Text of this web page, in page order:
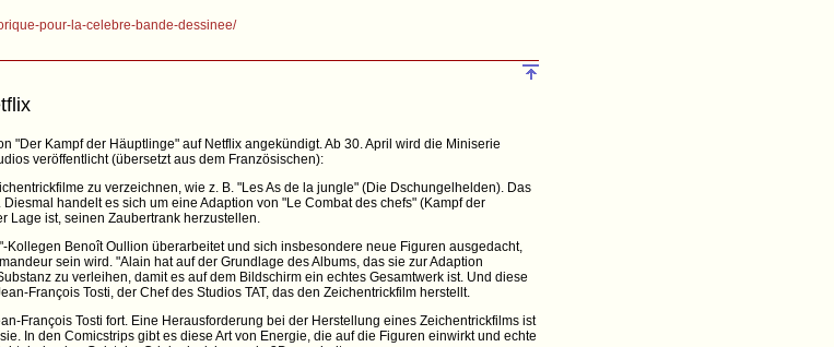
pour-la-celebre-bande-dessinee/
"Der Kampf der Häuptlinge" auf Netflix angekündigt. Ab 30. April wird die Miniserie
veröffentlicht (übersetzt aus dem Französischen):
zu verzeichnen, wie z. B. "Les As de la jungle" (Die Dschungelhelden). Das
handelt es sich um eine Adaption von "Le Combat des chefs" (Kampf der
Lage ist, seinen Zaubertrank herzustellen.
Benoît Oullion überarbeitet und sich insbesondere neue Figuren ausgedacht,
sein wird. "Alain hat auf der Grundlage des Albums, das sie zur Adaption
zu verleihen, damit es auf dem Bildschirm ein echtes Gesamtwerk ist. Und diese
François Tosti, der Chef des Studios TAT, das den Zeichentrickfilm herstellt.
François Tosti fort. Eine Herausforderung bei der Herstellung eines Zeichentrickfilms ist
In den Comicstrips gibt es diese Art von Energie, die auf die Figuren einwirkt und echte